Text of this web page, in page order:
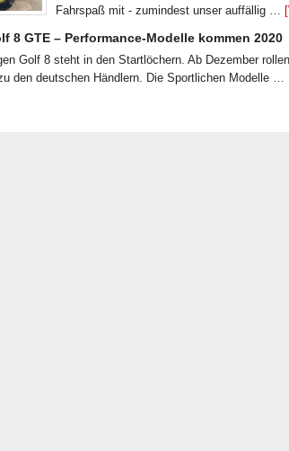
Fahrspaß mit - zumindest unser auffällig …
8 GTE – Performance-Modelle kommen 2020
Golf 8 steht in den Startlöchern. Ab Dezember
den deutschen Händlern. Die Sportlichen Modelle …